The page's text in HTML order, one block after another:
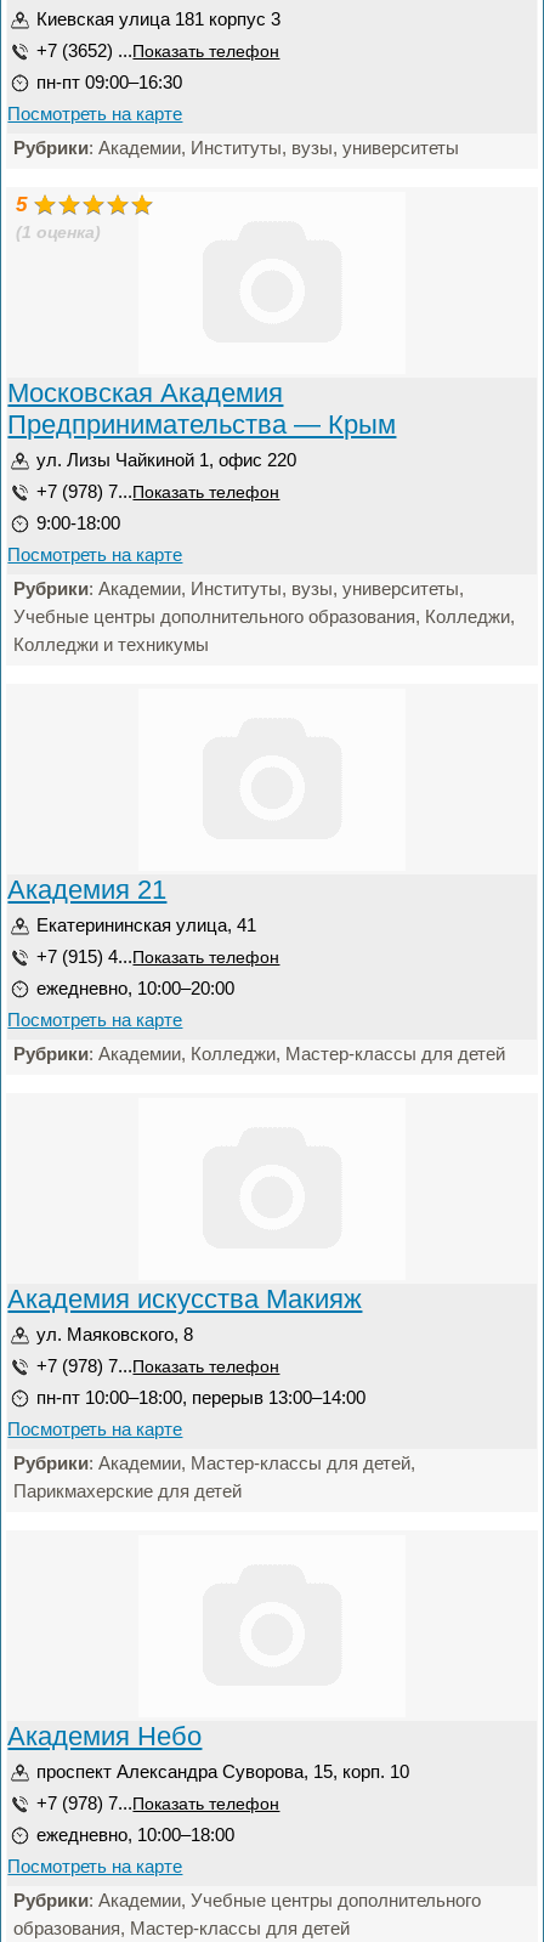
Киевская улица 181 корпус 3
+7 (3652) ... Показать телефон
пн-пт 09:00–16:30
Посмотреть на карте
Рубрики: Академии, Институты, вузы, университеты
5
(1 оценка)
Московская Академия
Предпринимательства — Крым
ул. Лизы Чайкиной 1, офис 220
+7 (978) 7... Показать телефон
9:00-18:00
Посмотреть на карте
Рубрики: Академии, Институты, вузы, университеты,
Учебные центры дополнительного образования, Колледжи,
Колледжи и техникумы
Академия 21
Екатерининская улица, 41
+7 (915) 4... Показать телефон
ежедневно, 10:00–20:00
Посмотреть на карте
Рубрики: Академии, Колледжи, Мастер-классы для детей
Академия искусства Макияж
ул. Маяковского, 8
+7 (978) 7... Показать телефон
пн-пт 10:00–18:00, перерыв 13:00–14:00
Посмотреть на карте
Рубрики: Академии, Мастер-классы для детей,
Парикмахерские для детей
Академия Небо
проспект Александра Суворова, 15, корп. 10
+7 (978) 7... Показать телефон
ежедневно, 10:00–18:00
Посмотреть на карте
Рубрики: Академии, Учебные центры дополнительного
образования, Мастер-классы для детей